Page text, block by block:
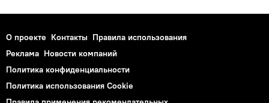
О проекте Контакты Правила использования
Реклама Новости компаний
Политика конфиденциальности
Политика использования Cookie